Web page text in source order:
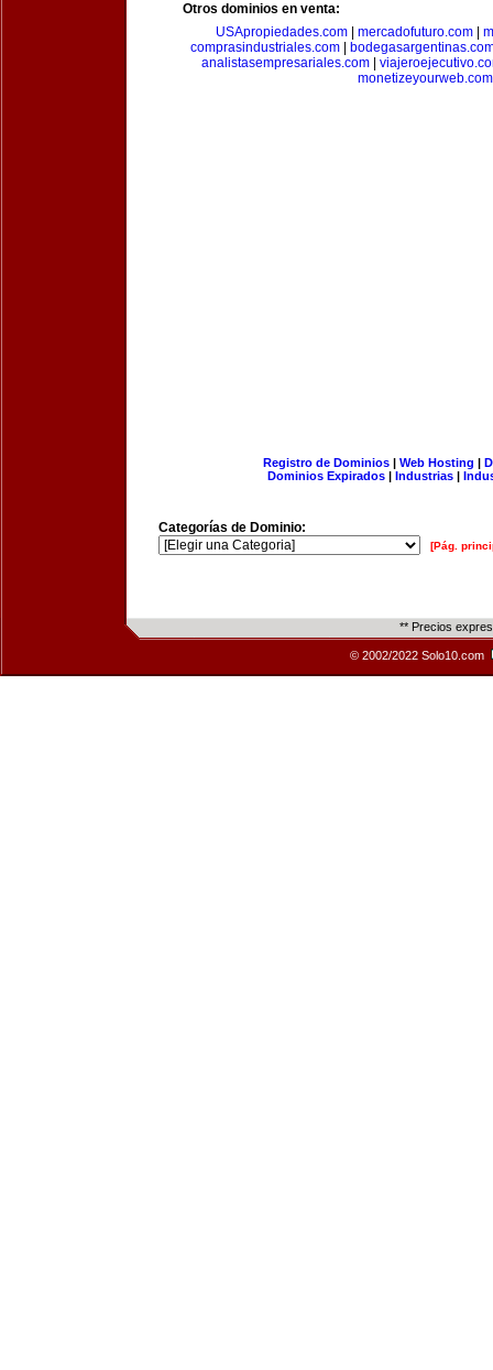
Otros dominios en venta:
USApropiedades.com| mercadofuturo.com|
comprasindustriales.com
analistasempresariales.com
monetizeyourweb.com
Registro de Dominios| Web Hosting |
Dominios Expirados | Industrias |
Categorías de Dominio:
[Pág.
** Precios
© 2002/2022 Solo10.com